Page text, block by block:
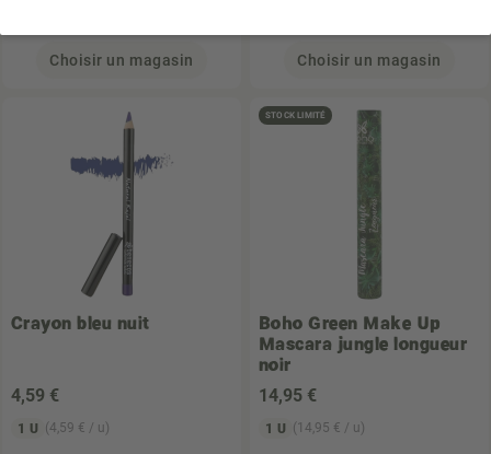
Choisir un magasin Choisir un magasin
Crayon bleu nuit
4,59 €
1 U (4,59 € / u)
STOCK LIMITÉ
Boho Green Make Up
Mascara jungle longueur
noir
14,95 €
1 U (14,95 € / u)